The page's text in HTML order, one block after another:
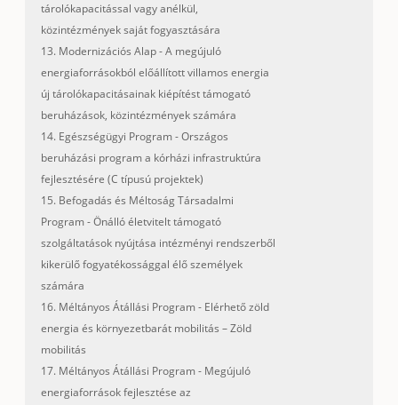
tárolókapacitással vagy anélkül,
közintézmények saját fogyasztására
13. Modernizációs Alap - A megújuló
energiaforrásokból előállított villamos energia
új tárolókapacitásainak kiépítést támogató
beruházások, közintézmények számára
14. Egészségügyi Program - Országos
beruházási program a kórházi infrastruktúra
fejlesztésére (C típusú projektek)
15. Befogadás és Méltoság Társadalmi
Program - Önálló életvitelt támogató
szolgáltatások nyújtása intézményi rendszerből
kikerülő fogyatékossággal élő személyek
számára
16. Méltányos Átállási Program - Elérhető zöld
energia és környezetbarát mobilitás – Zöld
mobilitás
17. Méltányos Átállási Program - Megújuló
energiaforrások fejlesztése az